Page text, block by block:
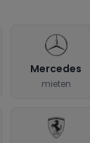
Mercedes
mieten